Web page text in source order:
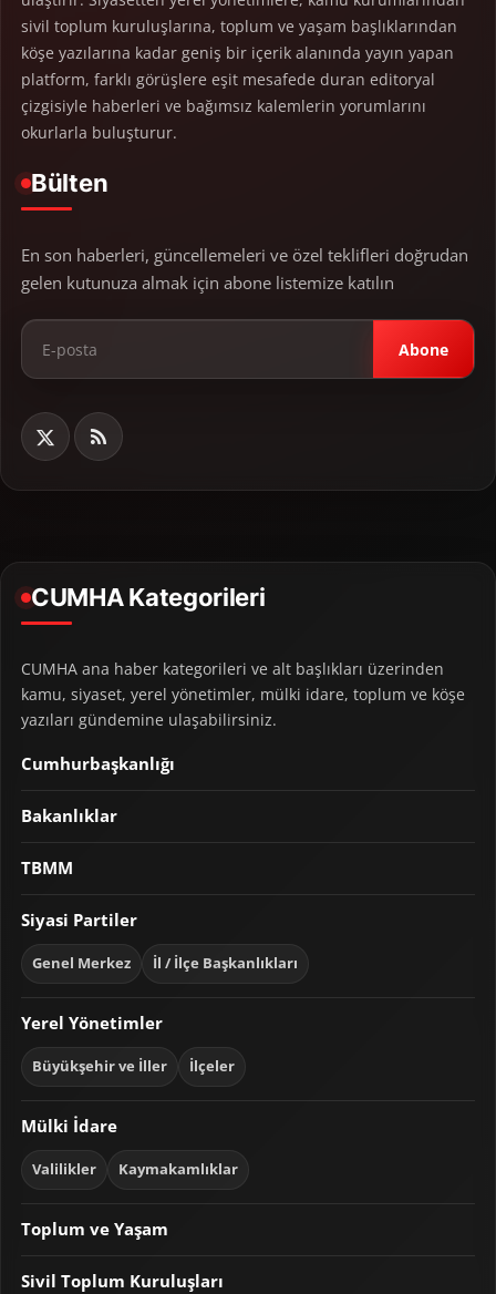
sivil toplum kuruluşlarına, toplum ve yaşam başlıklarından
köşe yazılarına kadar geniş bir içerik alanında yayın yapan
platform, farklı görüşlere eşit mesafede duran editoryal
çizgisiyle haberleri ve bağımsız kalemlerin yorumlarını
okurlarla buluşturur.
Bülten
En son haberleri, güncellemeleri ve özel teklifleri doğrudan
gelen kutunuza almak için abone listemize katılın
Abone
CUMHA Kategorileri
CUMHA ana haber kategorileri ve alt başlıkları üzerinden
kamu, siyaset, yerel yönetimler, mülki idare, toplum ve köşe
yazıları gündemine ulaşabilirsiniz.
Cumhurbaşkanlığı
Bakanlıklar
TBMM
Siyasi Partiler
Genel Merkez İl / İlçe Başkanlıkları
Yerel Yönetimler
Büyükşehir ve İller İlçeler
Mülki İdare
Valilikler Kaymakamlıklar
Toplum ve Yaşam
Sivil Toplum Kuruluşları